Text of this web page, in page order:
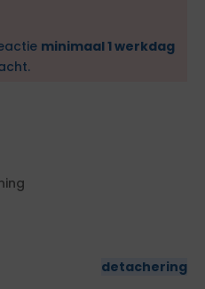
minimaal 1 werkdag
detachering